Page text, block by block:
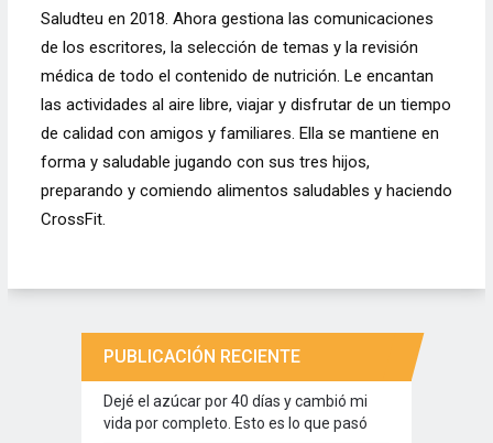
Saludteu en 2018. Ahora gestiona las comunicaciones
de los escritores, la selección de temas y la revisión
médica de todo el contenido de nutrición. Le encantan
las actividades al aire libre, viajar y disfrutar de un tiempo
de calidad con amigos y familiares. Ella se mantiene en
forma y saludable jugando con sus tres hijos,
preparando y comiendo alimentos saludables y haciendo
CrossFit.
PUBLICACIÓN RECIENTE
Dejé el azúcar por 40 días y cambió mi
vida por completo. Esto es lo que pasó